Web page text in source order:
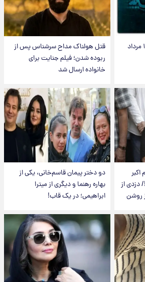
فال روزانه واقعی یکشنبه ۱۸ مرداد
قتل هولناک مداح سرشناس پس از
ربوده شدن؛ فیلم جنایت برای
خانواده ارسال شد
دزدی از
روشن
دو دختر پیمان قاسم‌خانی، یکی از
بهاره رهنما و دیگری از میترا
ابراهیمی؛ در یک قاب!